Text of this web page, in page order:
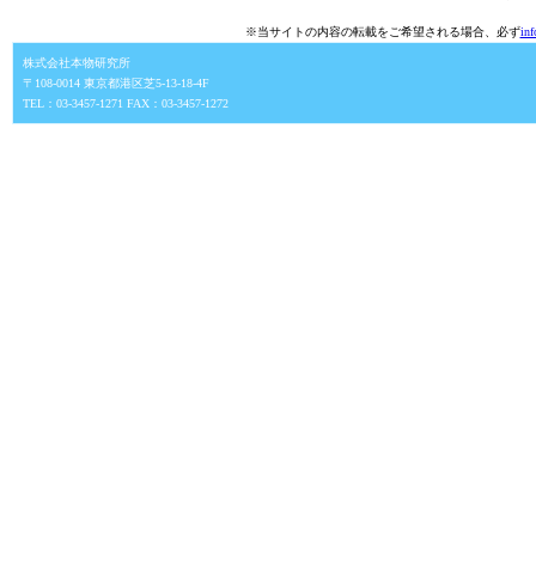
※当サイトの内容の転載をご希望される場合、必ず
株式会社本物研究所
〒108-0014 東京都港区芝5-13-18-4F
TEL：03-3457-1271 FAX：03-3457-1272